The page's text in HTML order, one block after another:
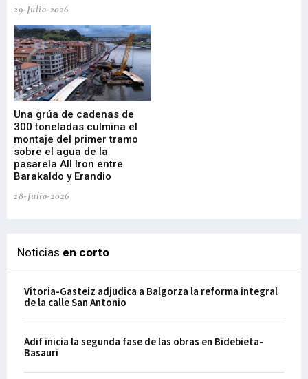
29-Julio-2026
Una grúa de cadenas de
300 toneladas culmina el
montaje del primer tramo
sobre el agua de la
pasarela All Iron entre
Barakaldo y Erandio
28-Julio-2026
Noticias en corto
Vitoria-Gasteiz adjudica a Balgorza la reforma integral
de la calle San Antonio
Adif inicia la segunda fase de las obras en Bidebieta-
Basauri